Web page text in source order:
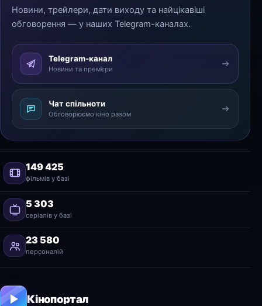
Новини, трейлери, дати виходу та найцікавіші
обговорення — у наших Telegram-каналах.
Telegram-канал
Новини та прем’єри
Чат спільноти
Обговорюємо кіно разом
149 425
фільмів у базі
5 303
серіалів у базі
23 580
персоналій
Кінопортал